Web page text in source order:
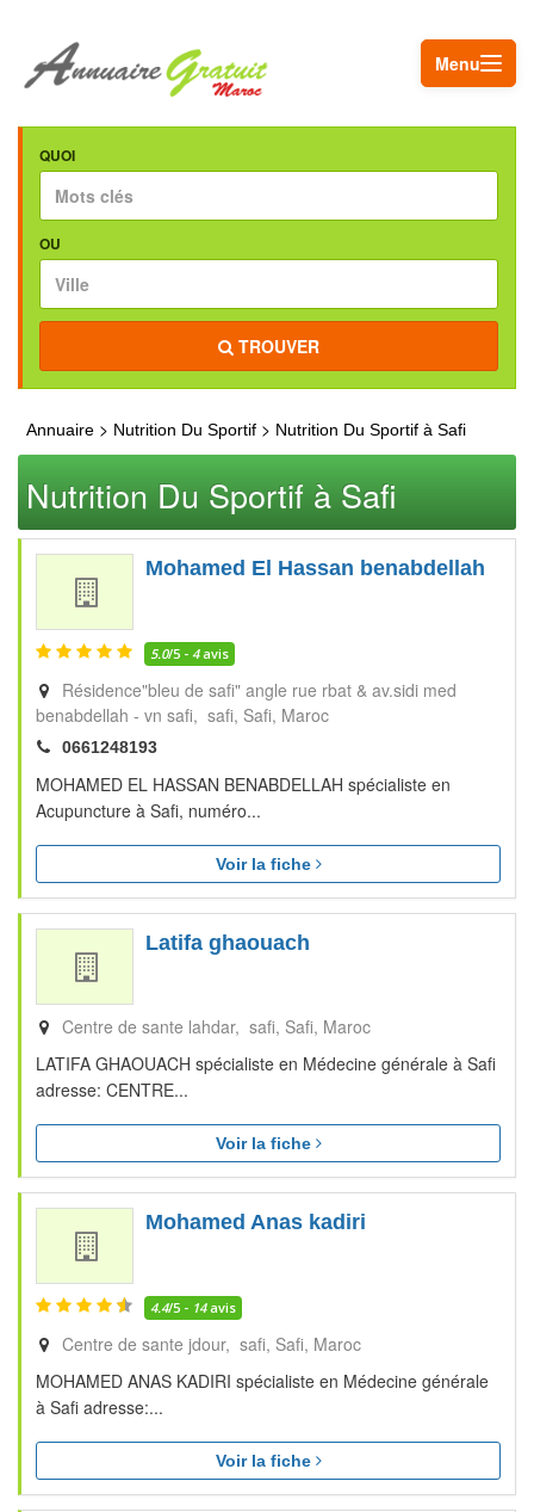
Menu
QUOI
OU
TROUVER
Annuaire > Nutrition Du Sportif > Nutrition Du Sportif à Safi
Nutrition Du Sportif à Safi
Mohamed El Hassan benabdellah
5.0/5 - 4avis
Résidence"bleu de safi" angle rue rbat & av.sidi med
benabdellah - vn safi, safi Safi Maroc
0661248193
MOHAMED EL HASSAN BENABDELLAH spécialiste en
Acupuncture à Safi, numéro...
Voir la fiche
Latifa ghaouach
Centre de sante lahdar, safi Safi Maroc
LATIFA GHAOUACH spécialiste en Médecine générale à Safi
adresse: CENTRE...
Voir la fiche
Mohamed Anas kadiri
4.4/5 - 14avis
Centre de sante jdour, safi Safi Maroc
MOHAMED ANAS KADIRI spécialiste en Médecine générale
à Safi adresse:...
Voir la fiche